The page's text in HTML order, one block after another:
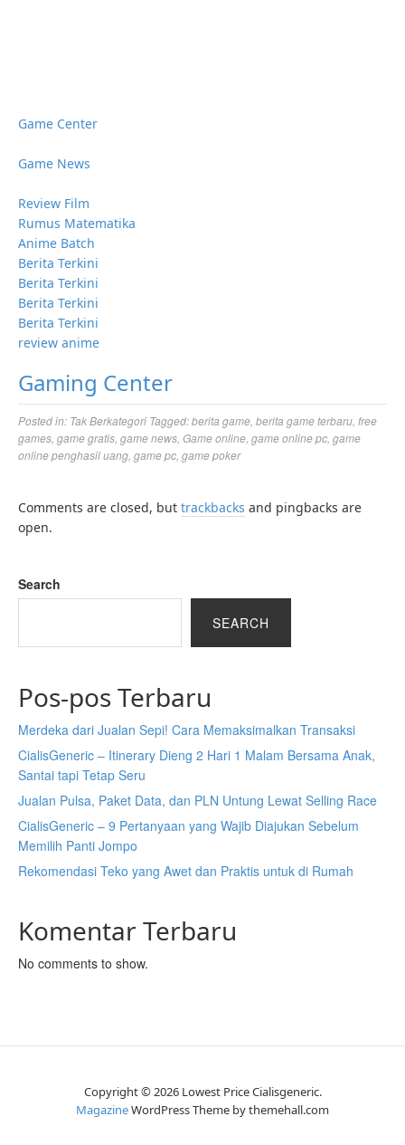
Game Center
Game News
Review Film
Rumus Matematika
Anime Batch
Berita Terkini
Berita Terkini
Berita Terkini
Berita Terkini
review anime
Gaming Center
Posted in: Tak Berkategori Tagged:berita game berita game terbaru free
games game gratis game news Game online game online pc game
online penghasil uang game pc game poker
Comments are closed, but trackbacks and pingbacks are
open.
Search
SEARCH
Pos-pos Terbaru
Merdeka dari Jualan Sepi! Cara Memaksimalkan Transaksi
CialisGeneric – Itinerary Dieng 2 Hari 1 Malam Bersama Anak,
Santai tapi Tetap Seru
Jualan Pulsa, Paket Data, dan PLN Untung Lewat Selling Race
CialisGeneric – 9 Pertanyaan yang Wajib Diajukan Sebelum
Memilih Panti Jompo
Rekomendasi Teko yang Awet dan Praktis untuk di Rumah
Komentar Terbaru
No comments to show.
Copyright © 2026 Lowest Price Cialisgeneric.
MagazineWordPress Theme by themehall.com